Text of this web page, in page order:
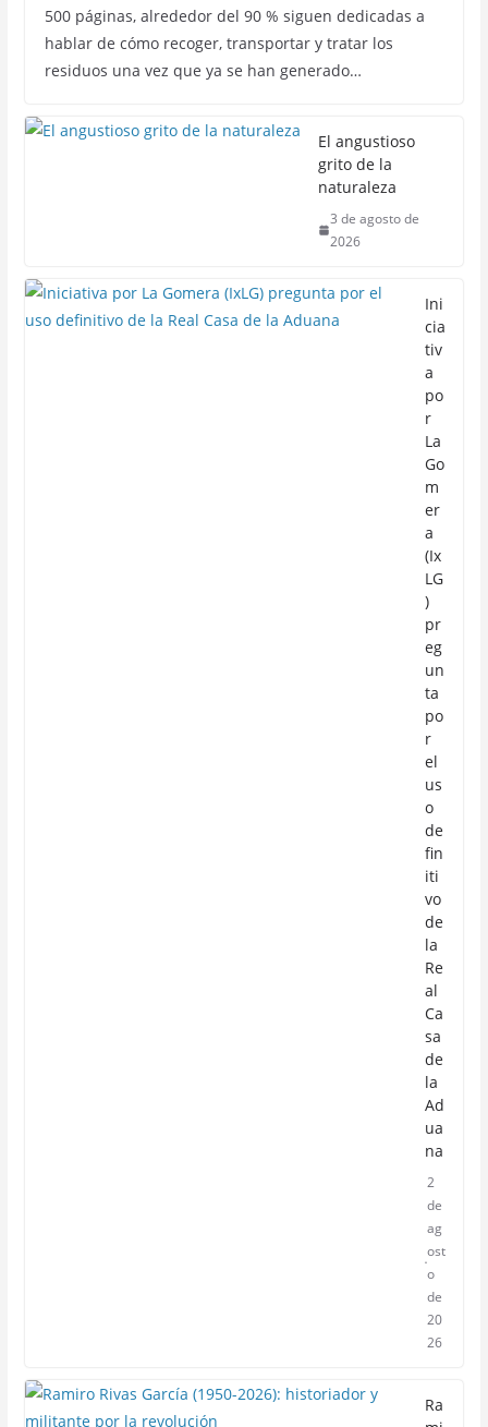
500 páginas, alrededor del 90 % siguen dedicadas a
hablar de cómo recoger, transportar y tratar los
residuos una vez que ya se han generado…
El angustioso
grito de la
naturaleza
3 de agosto de
2026
Ini
cia
tiv
a
po
r
La
Go
m
er
a
(Ix
LG
)
pr
eg
un
ta
po
r
el
us
o
de
fin
iti
vo
de
la
Re
al
Ca
sa
de
la
Ad
ua
na
2
de
ag
ost
o
de
20
26
Ra